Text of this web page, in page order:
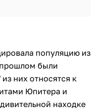
популяцию из
были
них относятся к
Юпитера и
находке